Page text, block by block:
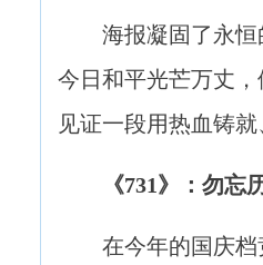
海报凝固了永恒的
今日和平光芒万丈
见证一段用热血铸
《731》： 勿忘
在今年的国庆档竞